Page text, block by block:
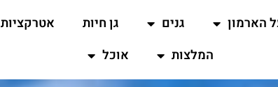
הארמון גנים גן חיות אטרקציות
המלצות
אוכל